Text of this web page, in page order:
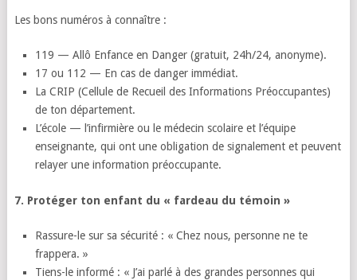
Les bons numéros à connaître :
119 — Allô Enfance en Danger (gratuit, 24h/24, anonyme).
17 ou 112 — En cas de danger immédiat.
La CRIP (Cellule de Recueil des Informations Préoccupantes)
de ton département.
L’école — l’infirmière ou le médecin scolaire et l’équipe
enseignante, qui ont une obligation de signalement et peuvent
relayer une information préoccupante.
7. Protéger ton enfant du « fardeau du témoin »
Rassure-le sur sa sécurité : « Chez nous, personne ne te
frappera. »
Tiens-le informé : « J’ai parlé à des grandes personnes qui